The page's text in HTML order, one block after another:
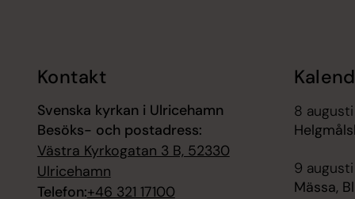
Kontakt
Svenska kyrkan i Ulricehamn
Besöks- och postadress:
Västra Kyrkogatan 3 B, 52330
Ulricehamn
Telefon:+46 321 17100
8
9
Mässa,